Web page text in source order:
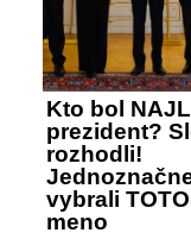
Kto bol
prezident?
rozhodli!
vybrali TOTO
meno